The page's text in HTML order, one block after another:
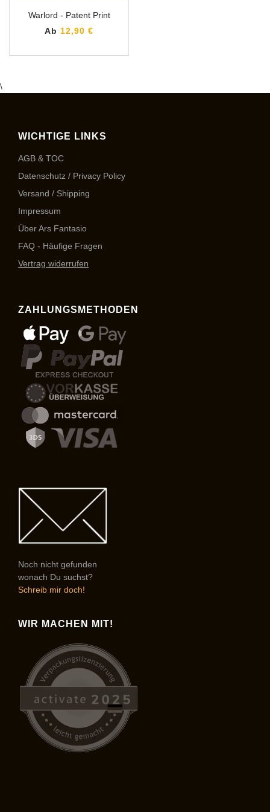
Warlord - Patent Print
Ab 12,90 €
\
WICHTIGE LINKS
AGB & TOC
Datenschutz / Privacy Policy
Versand / Shipping
Impressum
Über Ars Fantasio
FAQ - Häufige Fragen
Vertrag widerrufen
ZAHLUNGSMETHODEN
Noch nicht gefunden
wonach Du suchst?
Schreib mir doch!
WIR MACHEN MIT!